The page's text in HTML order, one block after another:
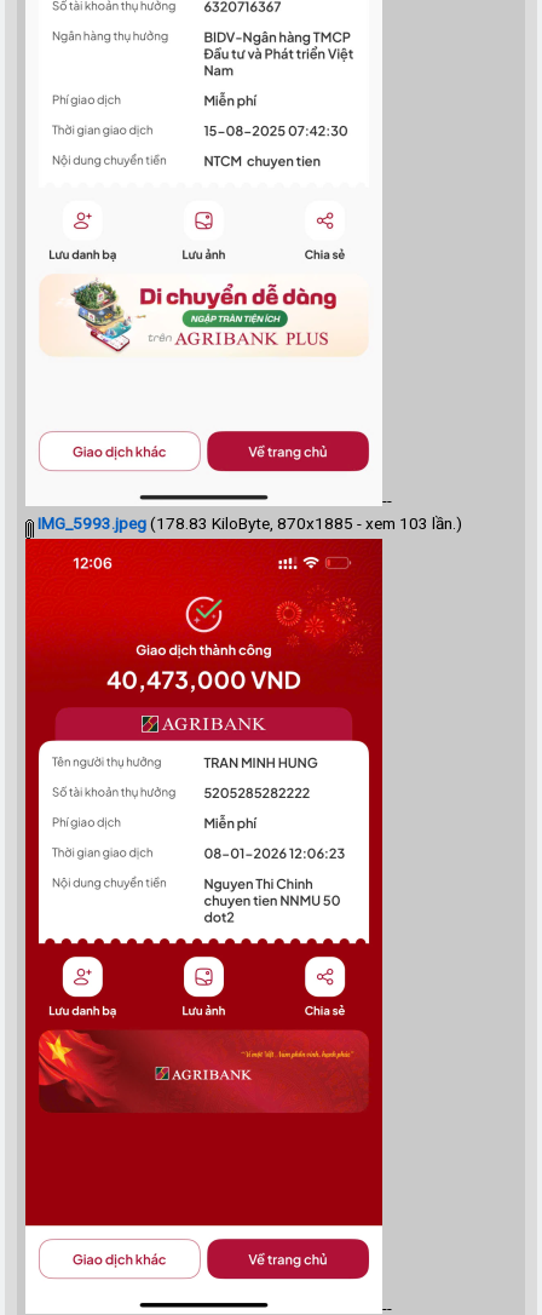
--
IMG_5993.jpeg(178.83 KiloByte, 870x1885 - xem 103 lần.)
--